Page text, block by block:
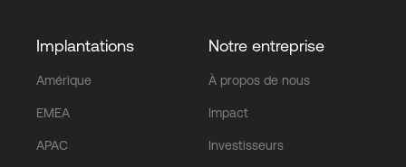
Implantations
Amérique
EMEA
APAC
Notre entreprise
À propos de nous
Impact
Investisseurs